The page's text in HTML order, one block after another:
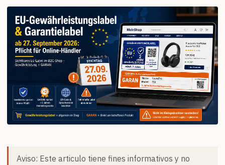
Aviso: Este articulo tiene fines informativos y no